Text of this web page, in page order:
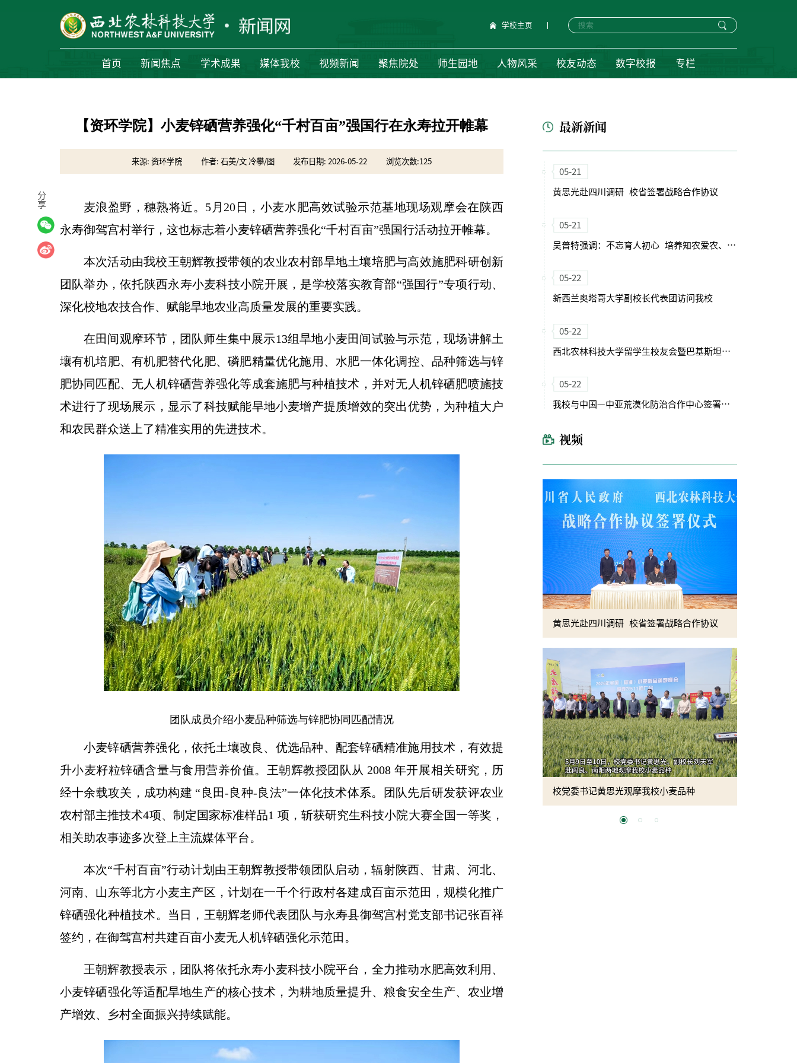
学校主页
首页 新闻焦点 学术成果 媒体我校 视频新闻 聚焦院处 师生园地 人物风采 校友动态 数字校报 专栏
【资环学院】小麦锌硒营养强化“千村百亩”强国行在永寿拉开帷幕
来源: 资环学院 作者: 石美/文 冷攀/图 发布日期: 2026-05-22 浏览次数:125
麦浪盈野，穗熟将近。5月20日，小麦水肥高效试验示范基地现场观摩会在陕西
永寿御驾宫村举行，这也标志着小麦锌硒营养强化“千村百亩”强国行活动拉开帷幕。
本次活动由我校王朝辉教授带领的农业农村部旱地土壤培肥与高效施肥科研创新
团队举办，依托陕西永寿小麦科技小院开展，是学校落实教育部“强国行”专项行动、
深化校地农技合作、赋能旱地农业高质量发展的重要实践。
在田间观摩环节，团队师生集中展示13组旱地小麦田间试验与示范，现场讲解土
壤有机培肥、有机肥替代化肥、磷肥精量优化施用、水肥一体化调控、品种筛选与锌
肥协同匹配、无人机锌硒营养强化等成套施肥与种植技术，并对无人机锌硒肥喷施技
术进行了现场展示，显示了科技赋能旱地小麦增产提质增效的突出优势，为种植大户
和农民群众送上了精准实用的先进技术。
团队成员介绍小麦品种筛选与锌肥协同匹配情况
小麦锌硒营养强化，依托土壤改良、优选品种、配套锌硒精准施用技术，有效提
升小麦籽粒锌硒含量与食用营养价值。王朝辉教授团队从 2008 年开展相关研究，历
经十余载攻关，成功构建 “良田-良种-良法”一体化技术体系。团队先后研发获评农业
农村部主推技术4项、制定国家标准样品1 项，斩获研究生科技小院大赛全国一等奖，
相关助农事迹多次登上主流媒体平台。
本次“千村百亩”行动计划由王朝辉教授带领团队启动，辐射陕西、甘肃、河北、
河南、山东等北方小麦主产区，计划在一千个行政村各建成百亩示范田，规模化推广
锌硒强化种植技术。当日，王朝辉老师代表团队与永寿县御驾宫村党支部书记张百祥
签约，在御驾宫村共建百亩小麦无人机锌硒强化示范田。
王朝辉教授表示，团队将依托永寿小麦科技小院平台，全力推动水肥高效利用、
小麦锌硒强化等适配旱地生产的核心技术，为耕地质量提升、粮食安全生产、农业增
产增效、乡村全面振兴持续赋能。
分
享
最新新闻
05-21
黄思光赴四川调研 校省签署战略合作协议
05-21
吴普特强调：不忘育人初心 培养知农爱农、强农兴农的时代新人
05-22
新西兰奥塔哥大学副校长代表团访问我校
05-22
西北农林科技大学留学生校友会暨巴基斯坦留学生海外校友分会成立大会举行
05-22
我校与中国—中亚荒漠化防治合作中心签署合作协议
视频
黄思光赴四川调研 校省签署战略合作协议
校党委书记黄思光观摩我校小麦品种